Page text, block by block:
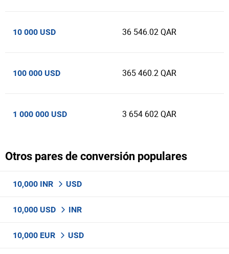
10 000 USD 36 546.02 QAR
100 000 USD 365 460.2 QAR
1 000 000 USD 3 654 602 QAR
Otros pares de conversión populares
10,000 INR USD
10,000 USD INR
10,000 EUR USD